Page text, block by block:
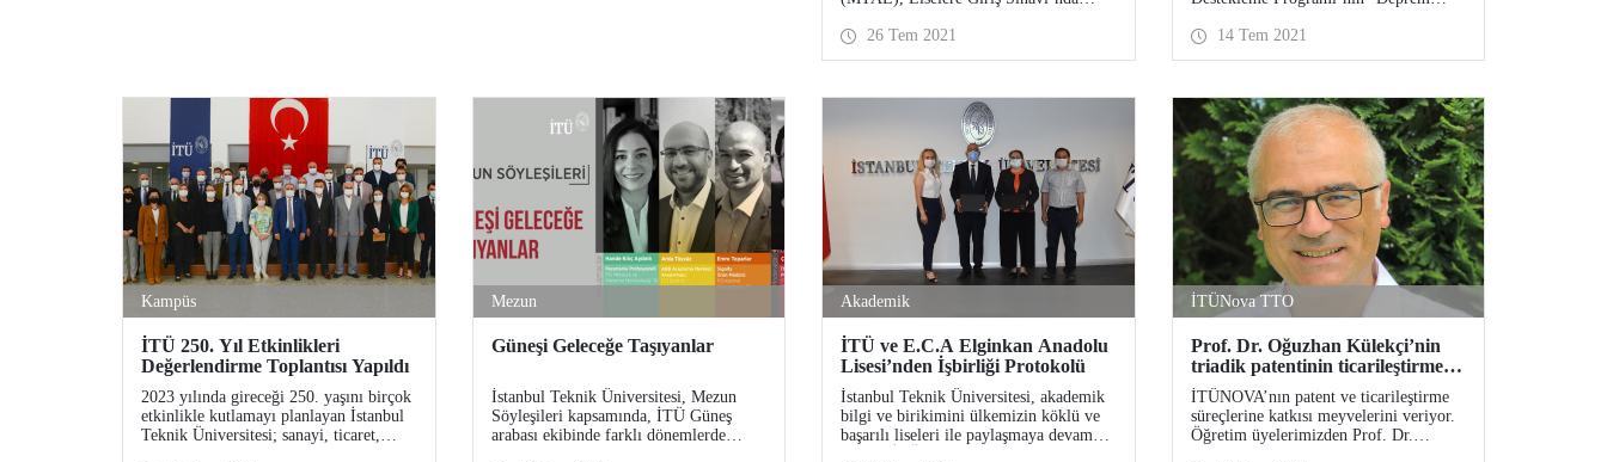
sıralarda yer aldı. İTÜ MTAL Bilişim
Teknolojileri alanında 0,71’lik dilimden
attı.
26 Tem 2021
değerlendirilen İstanbul Teknik
Üniversitesi’nden 7 proje destek almaya
14 Tem 2021
Kampüs
İTÜ 250. Yıl Etkinlikleri
Değerlendirme Toplantısı Yapıldı
2023 yılında gireceği 250. yaşını birçok
etkinlikle kutlamayı planlayan İstanbul
Teknik Üniversitesi; sanayi, ticaret,
Mezun
Güneşi Geleceğe Taşıyanlar
İstanbul Teknik Üniversitesi, Mezun
Söyleşileri kapsamında, İTÜ Güneş
arabası ekibinde farklı dönemlerde
Akademik
İTÜ ve E.C.A Elginkan Anadolu
Lisesi’nden İşbirliği Protokolü
İstanbul Teknik Üniversitesi, akademik
bilgi ve birikimini ülkemizin köklü ve
başarılı liseleri ile paylaşmaya devam
İTÜNova TTO
Prof. Dr. Oğuzhan Külekçi’nin
triadik patentinin ticarileştirme
başarısı!
İTÜNOVA’nın patent ve ticarileştirme
süreçlerine katkısı meyvelerini veriyor.
Öğretim üyelerimizden Prof. Dr.